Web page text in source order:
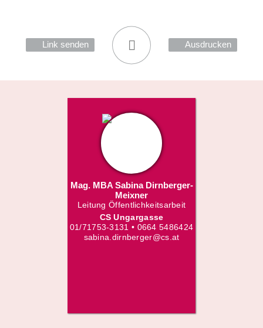
Link senden Ausdrucken
Mag. MBA Sabina Dirnberger-
Meixner
Leitung Öffentlichkeitsarbeit
CS Ungargasse
01/71753-3131 • 0664 5486424
sabina.dirnberger@cs.at